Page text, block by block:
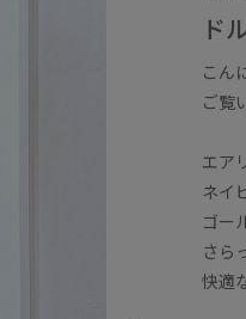
ド
こん
ご覧
エア
ネイ
ゴー
さら
快適